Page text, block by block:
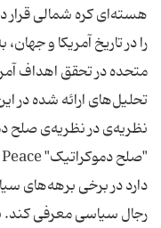
هسته‌ای کره شمالی قرار
را در تاریخ آمریکا و
متحده در تحقق اهداف
تحلیل‌های ارائه شده در
نظریه‌ی در نظریه‌ی صلح
دارد در برخی برهه‌های
رجال سیاسی معرفی کند.